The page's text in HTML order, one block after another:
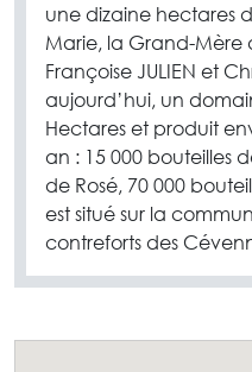
une dizaine hectares
Marie, la Grand-Mère
Françoise JULIEN et
aujourd’hui, un
Hectares et produit
an : 15 000 bouteilles
de Rosé, 70 000
est situé sur la
contreforts des